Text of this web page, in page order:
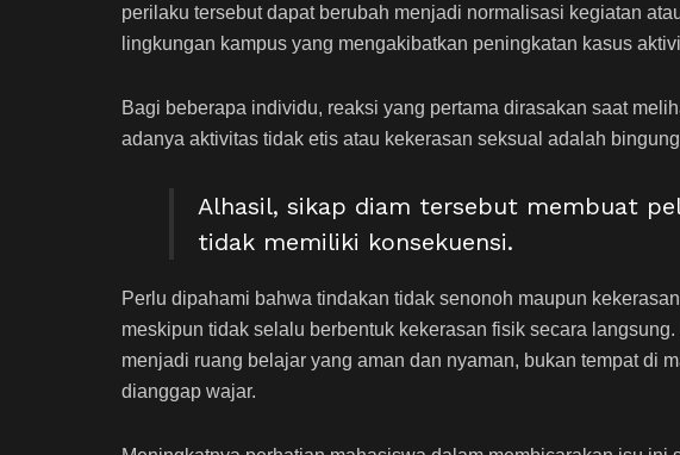
perilaku tersebut dapat berubah menjadi normalisasi kegiatan
lingkungan kampus yang mengakibatkan peningkatan kasus
Bagi beberapa individu, reaksi yang pertama dirasakan saat
adanya aktivitas tidak etis atau kekerasan seksual adalah
Alhasil, sikap diam tersebut membuat
tidak memiliki konsekuensi.
Perlu dipahami bahwa tindakan tidak senonoh maupun
meskipun tidak selalu berbentuk kekerasan fisik secara
menjadi ruang belajar yang aman dan nyaman, bukan tempat di
dianggap wajar.